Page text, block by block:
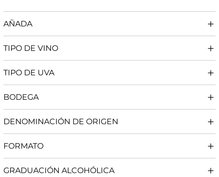
AÑADA
TIPO DE VINO
TIPO DE UVA
BODEGA
DENOMINACIÓN DE ORIGEN
FORMATO
GRADUACIÓN ALCOHÓLICA